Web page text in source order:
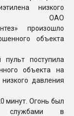
низкого
ОАО
произошло
объекта
поступила
объекта на
давления
минут. Огонь был
службами в